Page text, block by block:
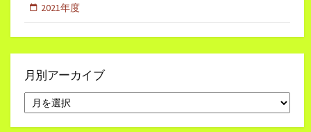
2021年度
月別アーカイブ
別
ア